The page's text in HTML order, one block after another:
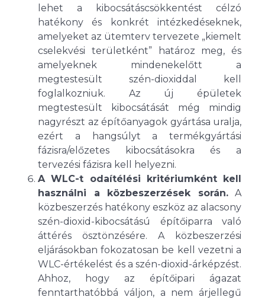
lehet a kibocsátáscsökkentést célzó
hatékony és konkrét intézkedéseknek,
amelyeket az ütemterv tervezete „kiemelt
cselekvési területként” határoz meg, és
amelyeknek mindenekelőtt a
megtestesült szén-dioxiddal kell
foglalkozniuk. Az új épületek
megtestesült kibocsátását még mindig
nagyrészt az építőanyagok gyártása uralja,
ezért a hangsúlyt a termékgyártási
fázisra/előzetes kibocsátásokra és a
tervezési fázisra kell helyezni.
A WLC-t odaítélési kritériumként kell
használni a közbeszerzések során.A
közbeszerzés hatékony eszköz az alacsony
szén-dioxid-kibocsátású építőiparra való
áttérés ösztönzésére. A közbeszerzési
eljárásokban fokozatosan be kell vezetni a
WLC-értékelést és a szén-dioxid-árképzést.
Ahhoz, hogy az építőipari ágazat
fenntarthatóbbá váljon, a nem árjellegű